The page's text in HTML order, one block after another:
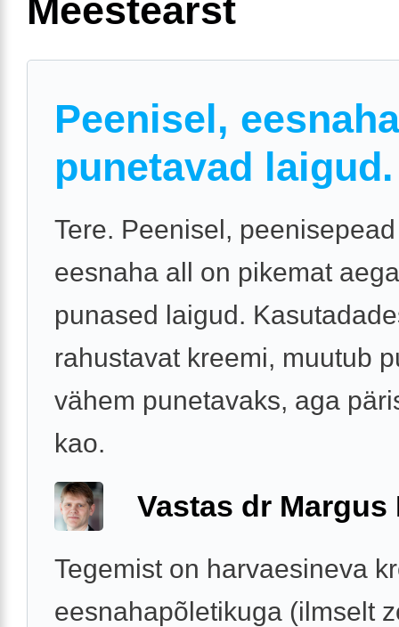
Meestearst
Peenisel,
punetavad laigud.
Tere. Peenisel,
eesnaha all on pikemat
punased laigud.
rahustavat kreemi, muutub
vähem punetavaks, aga
kao.
Vastas dr Margus
Tegemist on harvaesineva
eesnahapõletikuga (ilmselt